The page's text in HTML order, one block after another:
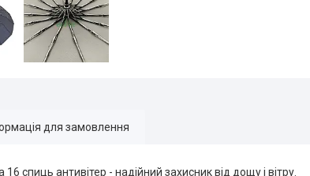
для замовлення
спиць антивітер - надійний захисник від дощу і вітру.